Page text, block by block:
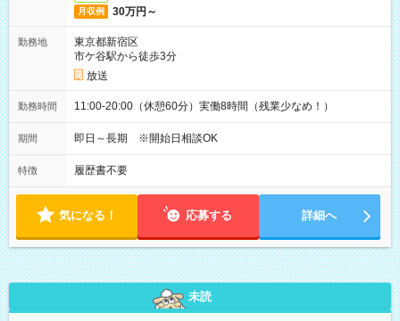
月収例 30万円～
勤務地
東京都新宿区
市ケ谷駅から徒歩3分
放送
勤務時間 11:00-20:00（休憩60分）実働8時間（残業少なめ！）
期間 即日～長期 ※開始日相談OK
特徴 履歴書不要
気になる！ 応募する 詳細へ
未読